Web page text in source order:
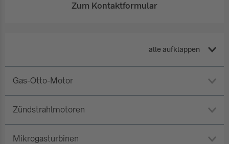
Zum Kontaktformular
alle aufklappen
Gas-Otto-Motor
Zündstrahlmotoren
Mikrogasturbinen